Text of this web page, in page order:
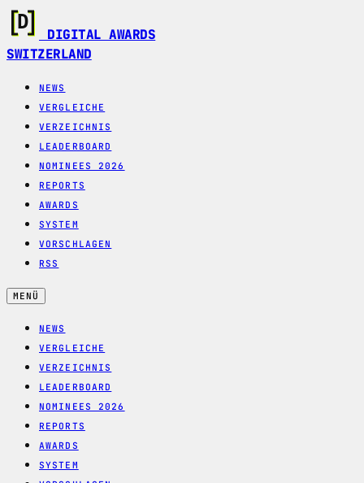
DIGITAL AWARDS
SWITZERLAND
NEWS
VERGLEICHE
VERZEICHNIS
LEADERBOARD
NOMINEES 2026
REPORTS
AWARDS
SYSTEM
VORSCHLAGEN
RSS
MENÜ
NEWS
VERGLEICHE
VERZEICHNIS
LEADERBOARD
NOMINEES 2026
REPORTS
AWARDS
SYSTEM